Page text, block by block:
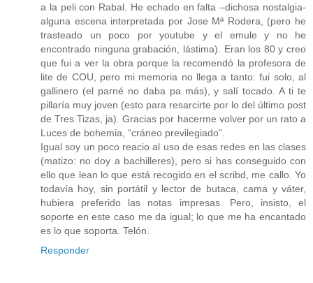
a la peli con Rabal. He echado en falta –dichosa nostalgia-
alguna escena interpretada por Jose Mª Rodera, (pero he
trasteado un poco por youtube y el emule y no he
encontrado ninguna grabación, lástima). Eran los 80 y creo
que fui a ver la obra porque la recomendó la profesora de
lite de COU, pero mi memoria no llega a tanto: fui solo, al
gallinero (el parné no daba pa más), y salí tocado. A ti te
pillaría muy joven (esto para resarcirte por lo del último post
de Tres Tizas, ja). Gracias por hacerme volver por un rato a
Luces de bohemia, “cráneo previlegiado”.
Igual soy un poco reacio al uso de esas redes en las clases
(matizo: no doy a bachilleres), pero si has conseguido con
ello que lean lo que está recogido en el scribd, me callo. Yo
todavía hoy, sin portátil y lector de butaca, cama y váter,
hubiera preferido las notas impresas. Pero, insisto, el
soporte en este caso me da igual; lo que me ha encantado
es lo que soporta. Telón.
Responder